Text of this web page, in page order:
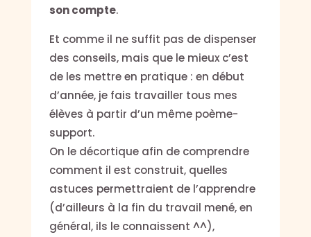
son compte.
Et comme il ne suffit pas de dispenser
des conseils, mais que le mieux c’est
de les mettre en pratique : en début
d’année, je fais travailler tous mes
élèves à partir d’un même poème-
support.
On le décortique afin de comprendre
comment il est construit, quelles
astuces permettraient de l’apprendre
(d’ailleurs à la fin du travail mené, en
général, ils le connaissent ^^),